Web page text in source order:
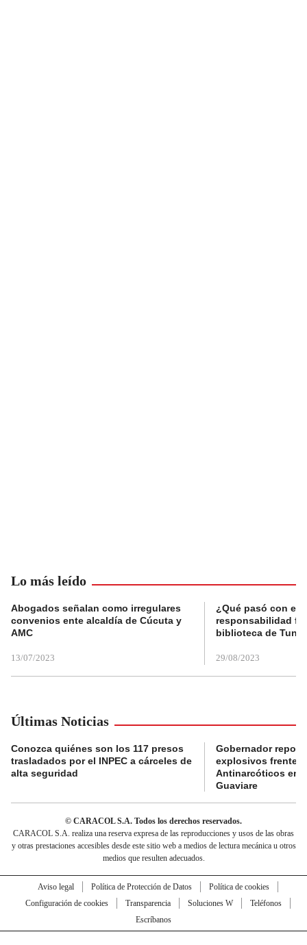
Lo más leído
Abogados señalan como irregulares
convenios ente alcaldía de Cúcuta y
AMC
13/07/2023
¿Qué pasó con el
responsabilidad
biblioteca de
29/08/2023
Últimas Noticias
Conozca quiénes son los 117 presos
trasladados por el INPEC a cárceles de
alta seguridad
Gobernador
explosivos frente a
Antinarcóticos en
Guaviare
© CARACOL S.A. Todos los derechos reservados.
CARACOL S.A. realiza una reserva expresa de las reproducciones y usos de las obras
y otras prestaciones accesibles desde este sitio web a medios de lectura mecánica u otros
medios que resulten adecuados.
Aviso legal Política de Protección de Datos
Política de cookies
Configuración de cookies
Transparencia Soluciones W
Teléfonos
Escríbanos